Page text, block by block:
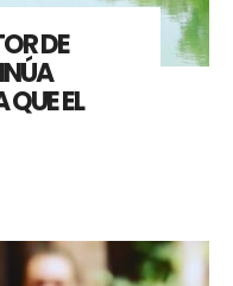
DE
EL